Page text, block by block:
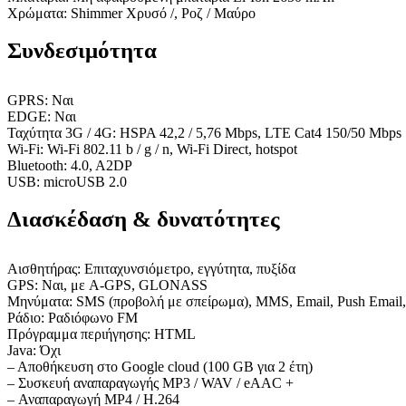
Χρώματα: Shimmer Χρυσό /, Ροζ / Μαύρο
Συνδεσιμότητα
GPRS: Ναι
EDGE: Ναι
Ταχύτητα 3G / 4G: HSPA 42,2 / 5,76 Mbps, LTE Cat4 150/50 Mbps
Wi-Fi: Wi-Fi 802.11 b / g / n, Wi-Fi Direct, hotspot
Bluetooth: 4.0, A2DP
USB: microUSB 2.0
Διασκέδαση & δυνατότητες
Αισθητήρας: Επιταχυνσιόμετρο, εγγύτητα, πυξίδα
GPS: Ναι, με A-GPS, GLONASS
Μηνύματα: SMS (προβολή με σπείρωμα), MMS, Email, Push
Ράδιο: Ραδιόφωνο FM
Πρόγραμμα περιήγησης: HTML
Java: Όχι
– Αποθήκευση στο Google cloud (100 GB για 2 έτη)
– Συσκευή αναπαραγωγής MP3 / WAV / eAAC +
– Αναπαραγωγή MP4 / H.264